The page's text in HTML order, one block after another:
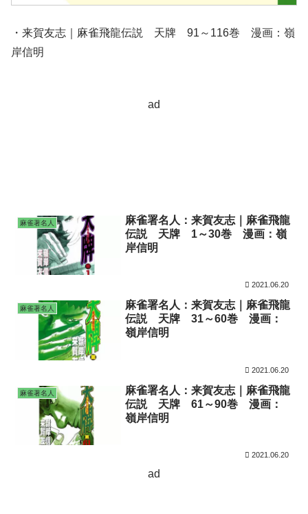
・来賀友志｜麻雀飛龍伝説 天牌 91～116巻 漫画：嶺
岸信明
ad
麻雀著名人
麻雀署名人：来賀友志｜麻雀飛龍
伝説 天牌 1～30巻 漫画：嶺
岸信明
2021.06.20
麻雀著名人
麻雀署名人：来賀友志｜麻雀飛龍
伝説 天牌 31～60巻 漫画：
嶺岸信明
2021.06.20
麻雀著名人
麻雀署名人：来賀友志｜麻雀飛龍
伝説 天牌 61～90巻 漫画：
嶺岸信明
2021.06.20
ad